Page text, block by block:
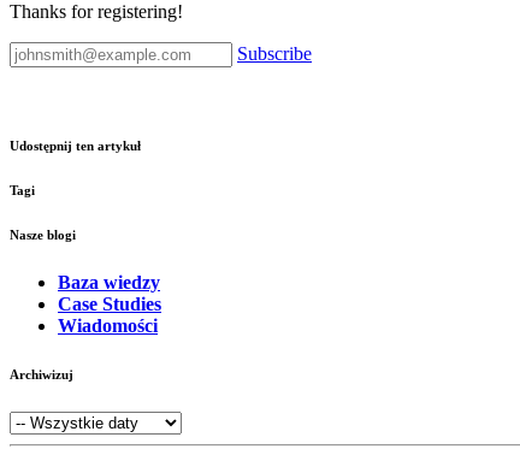
Thanks for registering!
Subscribe
Udostępnij ten artykuł
Tagi
Nasze blogi
Baza wiedzy
Case Studies
Wiadomości
Archiwizuj